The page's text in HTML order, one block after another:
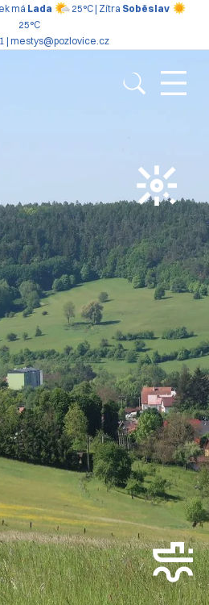
| mestys@pozlovice.cz
má Lada 25°C | Zítra Soběslav
25°C